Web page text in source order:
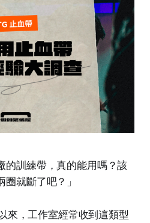
的訓練帶，真的能用嗎？該
圈就斷了吧？」
來，工作室經常收到這類型